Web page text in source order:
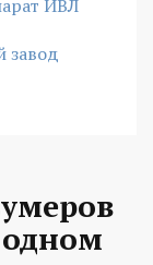
ИВЛ
завод